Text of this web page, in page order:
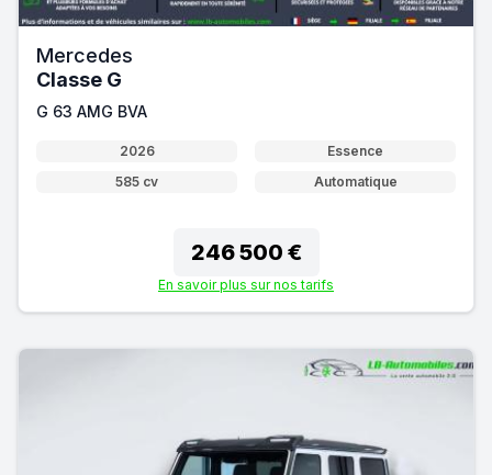
Mercedes
Classe G
G 63 AMG BVA
2026
Essence
585 cv
Automatique
246 500 €
En savoir plus sur nos tarifs